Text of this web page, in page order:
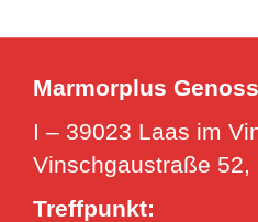
Marmorplus
I – 39023 Laas im
Vinschgaustraße 52,
Treffpunkt: